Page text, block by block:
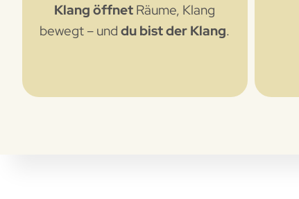
Klang öffnet Räume, Klang
bewegt – unddu bist der Klang.